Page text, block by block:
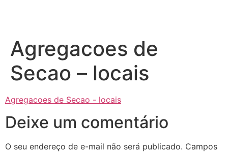
Agregacoes de
Secao – locais
Agregacoes de Secao - locais
Deixe um comentário
O seu endereço de e-mail não será publicado. Campos